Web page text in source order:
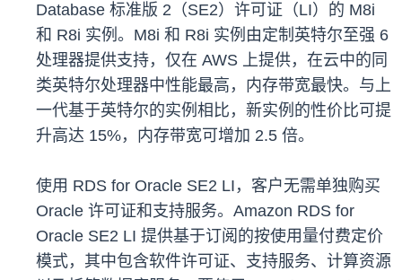
Database 标准版 2（SE2）许可证（LI）的 M8i
和 R8i 实例。M8i 和 R8i 实例由定制英特尔至强 6
处理器提供支持，仅在 AWS 上提供，在云中的同
类英特尔处理器中性能最高，内存带宽最快。与上
一代基于英特尔的实例相比，新实例的性价比可提
升高达 15%，内存带宽可增加 2.5 倍。
使用 RDS for Oracle SE2 LI，客户无需单独购买
Oracle 许可证和支持服务。Amazon RDS for
Oracle SE2 LI 提供基于订阅的按使用量付费定价
模式，其中包含软件许可证、支持服务、计算资源